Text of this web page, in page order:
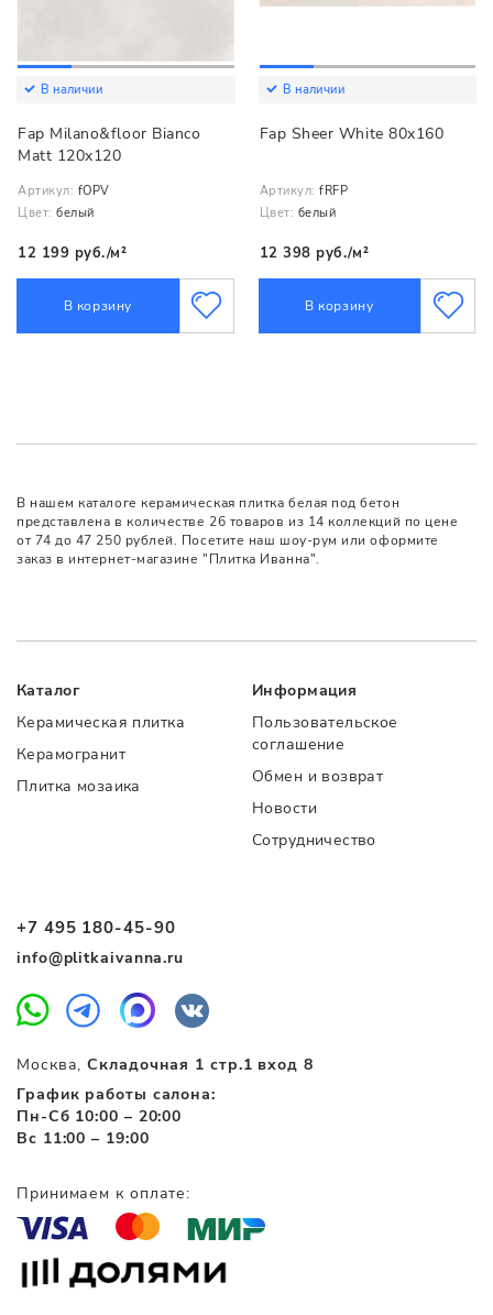
В наличии
Fap Milano&floor Bianco
Matt 120x120
Артикул: fOPV
Цвет: белый
12 199 руб./м²
В корзину
В наличии
Fap Sheer White 80x160
Артикул: fRFP
Цвет: белый
12 398 руб./м²
В корзину
В нашем каталоге керамическая плитка белая под бетон
представлена в количестве 26 товаров из 14 коллекций по цене
от 74 до 47 250 рублей. Посетите наш шоу-рум или оформите
заказ в интернет-магазине "Плитка Иванна".
+7 495 180-45-90
info@plitkaivanna.ru
Москва,Складочная 1 стр.1 вход 8
График работы салона:
Пн-Сб 10:00 – 20:00
Вс 11:00 – 19:00
Каталог
Керамическая плитка
Керамогранит
Плитка мозаика
Информация
Пользовательское
соглашение
Обмен и возврат
Новости
Сотрудничество
Принимаем к оплате: